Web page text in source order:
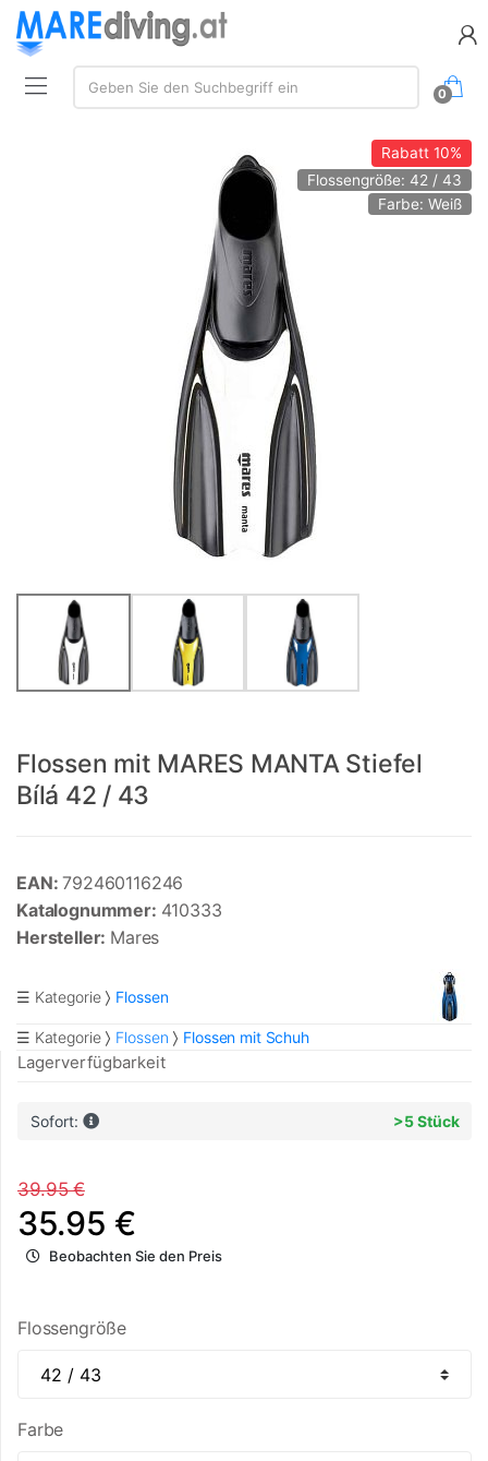
Suchen:
Geben Sie den Suchbegriff ein
0
Rabatt10%
Flossengröße: 42 / 43
Farbe: Weiß
Flossen mit MARES MANTA Stiefel
Bílá 42 / 43
EAN: 792460116246
Katalognummer: 410333
Hersteller: Mares
☰ Kategorie Flossen
☰ Kategorie Flossen Flossen mit Schuh
Lagerverfügbarkeit
Sofort: >5 Stück
39.95 €
35.95 €
Beobachten Sie den Preis
Flossengröße
Farbe